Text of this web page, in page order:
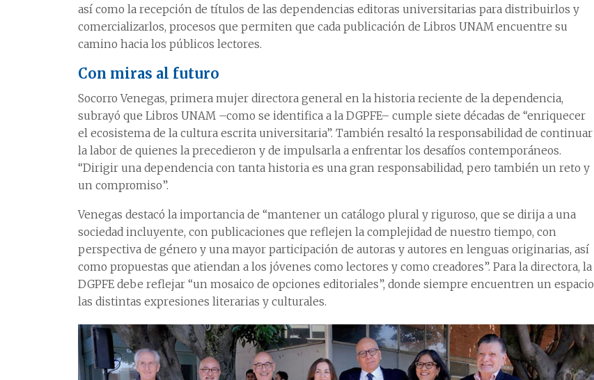
así como la recepción de títulos de las dependencias editoras universitarias para distribuirlos y
comercializarlos, procesos que permiten que cada publicación de Libros UNAM encuentre su
camino hacia los públicos lectores.
Con miras al futuro
Socorro Venegas, primera mujer directora general en la historia reciente de la dependencia,
subrayó que Libros UNAM –como se identifica a la DGPFE– cumple siete décadas de “enriquecer
el ecosistema de la cultura escrita universitaria”. También resaltó la responsabilidad de continuar
la labor de quienes la precedieron y de impulsarla a enfrentar los desafíos contemporáneos.
“Dirigir una dependencia con tanta historia es una gran responsabilidad, pero también un reto y
un compromiso”.
Venegas destacó la importancia de “mantener un catálogo plural y riguroso, que se dirija a una
sociedad incluyente, con publicaciones que reflejen la complejidad de nuestro tiempo, con
perspectiva de género y una mayor participación de autoras y autores en lenguas originarias, así
como propuestas que atiendan a los jóvenes como lectores y como creadores”. Para la directora, la
DGPFE debe reflejar “un mosaico de opciones editoriales”, donde siempre encuentren un espacio
las distintas expresiones literarias y culturales.